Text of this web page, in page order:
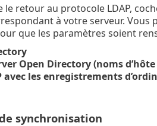
retour au protocole LDAP,
à votre serveur. Vous
que les paramètres soient
Open Directory (noms
avec les enregistrements
synchronisation